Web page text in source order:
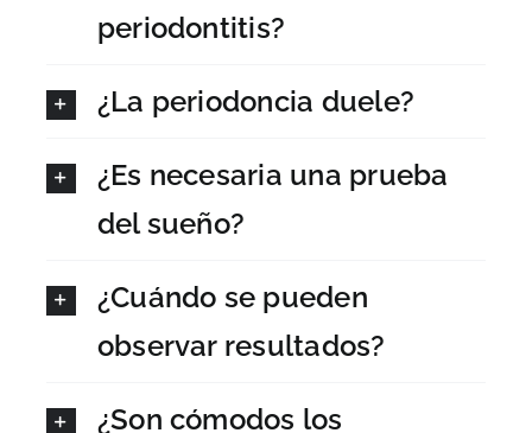
periodontitis?
¿La periodoncia duele?
¿Es necesaria una prueba
del sueño?
¿Cuándo se pueden
observar resultados?
¿Son cómodos los